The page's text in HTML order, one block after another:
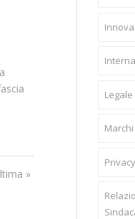
»
Legale
Privacy